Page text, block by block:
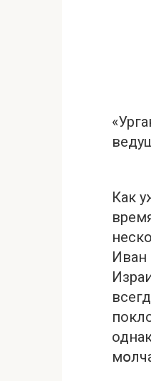
Как
Иван